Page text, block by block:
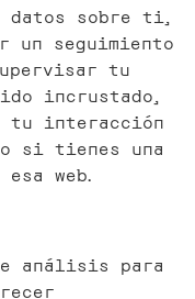
datos sobre ti,
seguimiento
tu
incrustado,
tu interacción
si tienes una
web.
análisis para